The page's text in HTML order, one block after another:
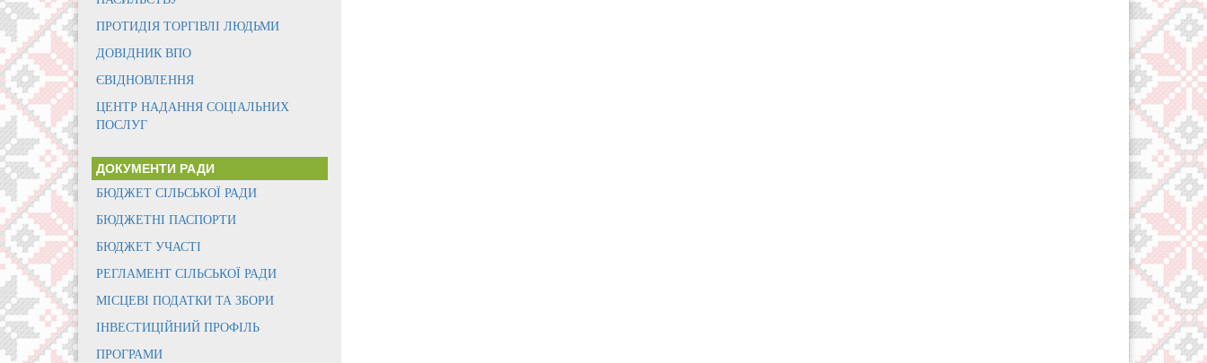
ПРОТИДІЯ ТОРГІВЛІ ЛЮДЬМИ
ДОВІДНИК ВПО
ЄВІДНОВЛЕННЯ
ЦЕНТР НАДАННЯ СОЦІАЛЬНИХ
ПОСЛУГ
ДОКУМЕНТИ РАДИ
БЮДЖЕТ СІЛЬСЬКОЇ РАДИ
БЮДЖЕТНІ ПАСПОРТИ
БЮДЖЕТ УЧАСТІ
РЕГЛАМЕНТ СІЛЬСЬКОЇ РАДИ
МІСЦЕВІ ПОДАТКИ ТА ЗБОРИ
ІНВЕСТИЦІЙНИЙ ПРОФІЛЬ
ПРОГРАМИ